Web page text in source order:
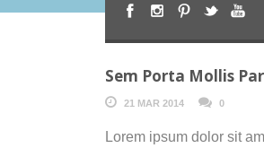
Sem Porta Mollis
21 MAR 2014 0
Lorem ipsum dolor sit